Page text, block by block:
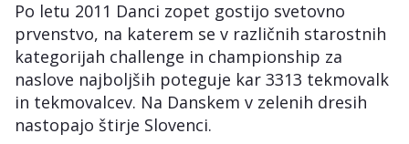
Po letu 2011 Danci zopet gostijo svetovno
prvenstvo, na katerem se v različnih starostnih
kategorijah challenge in championship za
naslove najboljših poteguje kar 3313 tekmovalk
in tekmovalcev. Na Danskem v zelenih dresih
nastopajo štirje Slovenci.